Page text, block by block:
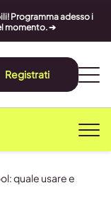
Programma adesso i
momento. ➔
Registrati
quale usare e